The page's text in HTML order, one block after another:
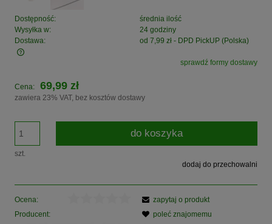
Dostępność:
średnia ilość
Wysyłka w:
24 godziny
Dostawa:
od 7,99 zł - DPD PickUP (Polska)
Cena nie zawiera ewentualnych kosztów płatnościsprawdź formy dostawy
Cena: 69,99 zł
zawiera 23% VAT, bez kosztów dostawy
szt.
do koszyka
dodaj do przechowalni
Ocena:
Producent:
zapytaj o produkt
poleć znajomemu